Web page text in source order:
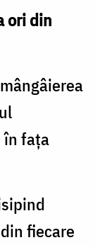
ori din
în fața
fiecare